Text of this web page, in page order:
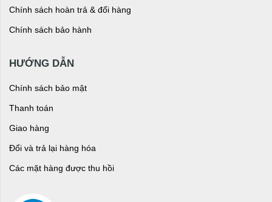
Chính sách hoàn trả & đổi hàng
Chính sách bảo hành
HƯỚNG DẪN
Chính sách bảo mật
Thanh toán
Giao hàng
Đổi và trả lại hàng hóa
Các mặt hàng được thu hồi